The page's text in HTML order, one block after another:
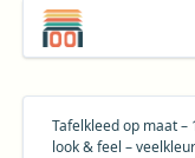
Tafelkleed op maat
look & feel –